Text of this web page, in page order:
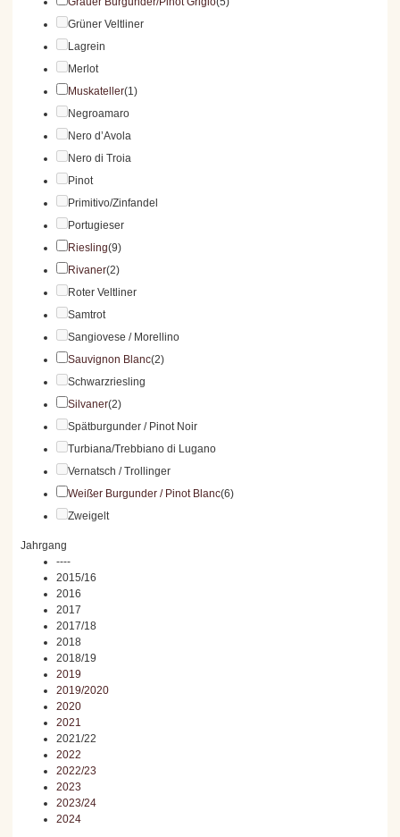
Grüner Veltliner
Lagrein
Merlot
Muskateller(1)
Negroamaro
Nero d’Avola
Nero di Troia
Pinot
Primitivo/Zinfandel
Portugieser
Riesling(9)
Rivaner(2)
Roter Veltliner
Samtrot
Sangiovese / Morellino
Sauvignon Blanc(2)
Schwarzriesling
Silvaner(2)
Spätburgunder / Pinot Noir
Turbiana/Trebbiano di Lugano
Vernatsch / Trollinger
Weißer Burgunder / Pinot Blanc(6)
Zweigelt
Jahrgang
----
2015/16
2016
2017
2017/18
2018
2018/19
2019
2019/2020
2020
2021
2021/22
2022
2022/23
2023
2023/24
2024